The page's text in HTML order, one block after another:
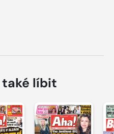
také líbit